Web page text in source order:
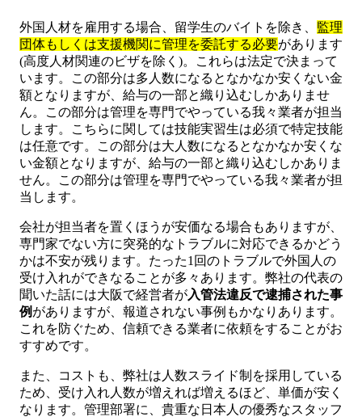
外国人材を雇用する場合、留学生のバイトを除き、 監理
団体もしくは支援機関に管理を委託する必要があります
(高度人材関連のビザを除く)。これらは法定で決まって
います。この部分は多人数になるとなかなか安くない金
額となりますが、給与の一部と織り込むしかありませ
ん。この部分は管理を専門でやっている我々業者が担当
します。こちらに関しては技能実習生は必須で特定技能
は任意です。この部分は大人数になるとなかなか安くな
い金額となりますが、給与の一部と織り込むしかありま
せん。この部分は管理を専門でやっている我々業者が担
当します。
会社が担当者を置くほうが安価なる場合もありますが、
専門家でない方に突発的なトラブルに対応できるかどう
かは不安が残ります。たった1回のトラブルで外国人の
受け入れができなることが多々あります。弊社の代表の
聞いた話には大阪で経営者が入管法違反で逮捕された事
例 がありますが、報道されない事例もかなりあります。
これを防ぐため、信頼できる業者に依頼をすることがお
すすめです。
また、コストも、弊社は人数スライド制を採用している
ため、受け入れ人数が増えれば増えるほど、単価が安く
なります。管理部署に、貴重な日本人の優秀なスタッフ